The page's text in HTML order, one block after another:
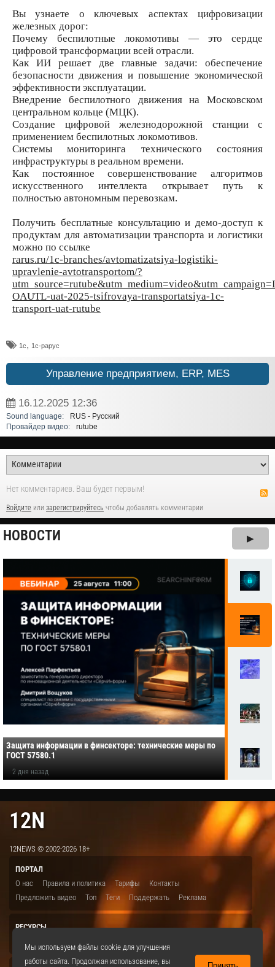
Вы узнаете о ключевых аспектах цифровизации
железных дорог:
Почему беспилотные локомотивы — это сердце
цифровой трансформации всей отрасли.
Как ИИ решает две главные задачи: обеспечение
безопасности движения и повышение экономической
эффективности эксплуатации.
Внедрение беспилотного движения на Московском
центральном кольце (МЦК).
Создание цифровой железнодорожной станции с
применением беспилотных локомотивов.
Системы мониторинга технического состояния
инфраструктуры в реальном времени.
Как постоянное совершенствование алгоритмов
искусственного интеллекта открывает путь к
полностью автономным перевозкам.
Получить бесплатные консультацию и демо-доступ к
продуктам для автоматизации транспорта и логистики
можно по ссылке
rarus.ru/1c-branches/avtomatizatsiya-logistiki-
upravlenie-avtotransportom/?
OAUTL-uat-2025-tsifrovaya-transportatsiya-1c-
transport-uat-rutube
1с, 1с-рарус
Управление предприятием, ERP, MES
16.12.2025 12:36
Sound language:
RUS - Русский
Провайдер видео:
rutube
Нет комментариев. Ваш будет первым!
Войдите или зарегистрируйтесь чтобы добавлять комментарии
НОВОСТИ ▶
Защита информации в финсекторе: технические меры по
ГОСТ 57580.1
2 дня назад
12N
12NEWS © 2002-2026 18+
ПОРТАЛ
О нас
Правила и политика Тарифы
Контакты
Предложить видео
Топ Теги Поддержать Реклама
РЕСУРСЫ
Мы используем файлы cookie для улучшения
работы сайта. Продолжая использование, вы